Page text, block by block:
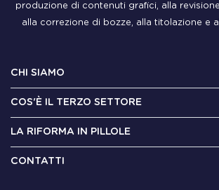
produzione di contenuti grafici, alla
alla correzione di bozze, alla titolazione e
CHI SIAMO
COS'È IL TERZO SETTORE
LA RIFORMA IN PILLOLE
CONTATTI